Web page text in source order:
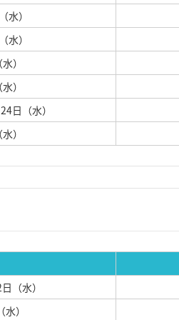
水）
水）
）
）
日（水）
）
（水）
）